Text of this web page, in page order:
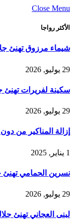
Close Menu
الأكثر رواجا
شيماء مرزوق تهنئ جلالة
29 يوليو, 2026
سكينة لفريرات تهنئ جلالة
29 يوليو, 2026
إزالة المناكير من
1 يناير, 2025
نسرين الحمامي تهنئ جلالة
29 يوليو, 2026
لبنى العجاني تهنئ جلالة